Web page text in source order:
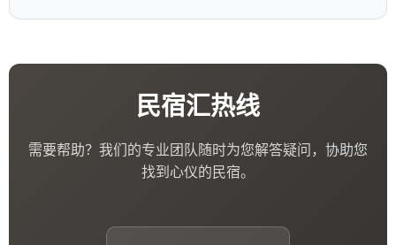
民宿汇热线
需要帮助？我们的专业团队随时为您解答疑问，协助您
找到心仪的民宿。